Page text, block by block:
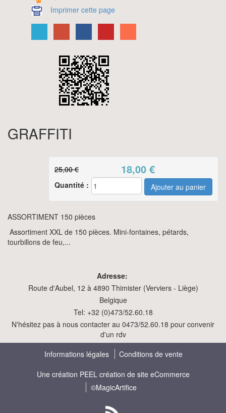
Imprimer cette page
GRAFFITI
25,00 € 18,00 €
Quantité :
ASSORTIMENT 150 pièces
Assortiment XXL de 150 pièces. Mini-fontaines, pétards,
tourbillons de feu,...
Adresse:
Route d'Aubel, 12 à 4890 Thimister (Verviers - Liège)
Belgique
Tel: +32 (0)473/52.60.18
N'hésitez pas à nous contacter au 0473/52.60.18 pour convenir
d'un rdv
Informations légales
Conditions de vente
Une création PEEL création de site eCommerce
©MagicArtifice